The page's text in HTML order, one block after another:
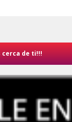
cerca de ti!!!